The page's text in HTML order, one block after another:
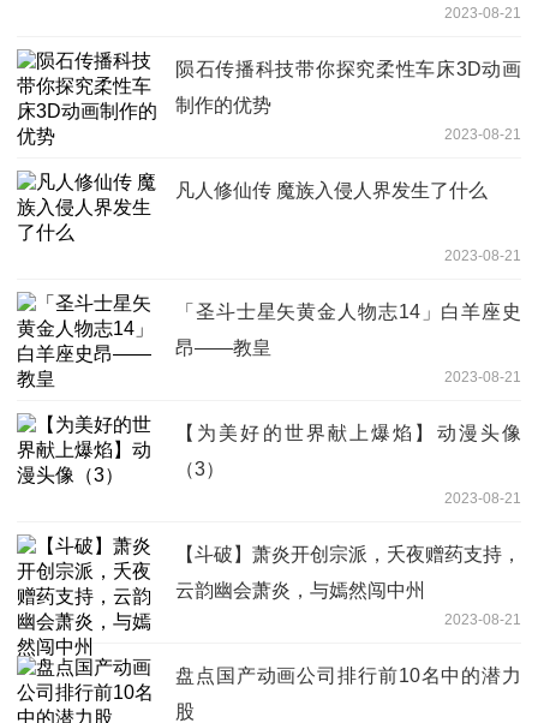
2023-08-21
陨石传播科技带你探究柔性车床3D动画
制作的优势
2023-08-21
凡人修仙传 魔族入侵人界发生了什么
2023-08-21
「圣斗士星矢黄金人物志14」白羊座史
昂——教皇
2023-08-21
【为美好的世界献上爆焰】动漫头像
（3）
2023-08-21
【斗破】萧炎开创宗派，夭夜赠药支持，
云韵幽会萧炎，与嫣然闯中州
2023-08-21
盘点国产动画公司排行前10名中的潜力
股